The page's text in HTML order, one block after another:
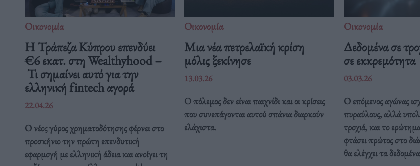
Οικονομία
Η Τράπεζα Κύπρου επενδύει
€6 εκατ. στη Wealthyhood –
Τι σημαίνει αυτό για την
ελληνική fintech αγορά
22.04.26
Ο νέος γύρος χρηματοδότησης φέρνει στο
προσκήνιο την πρώτη επενδυτική
εφαρμογή με ελληνική άδεια και ανοίγει τη
Οικονομία
Μια νέα πετρελαϊκή κρίση
μόλις ξεκίνησε
13.03.26
Ο πόλεμος δεν είναι παιχνίδι και οι κρίσεις
που συνεπάγονται αυτού σπάνια διαρκούν
ελάχιστα.
Οικονομία
Δεδομένα σε
σε εκκρεμότητα
03.03.26
Ο επόμενος αγώνας
πυραύλους, αλλά
τροχιά, και το
φτάσει πρώτος στο
θα ελέγχει τα